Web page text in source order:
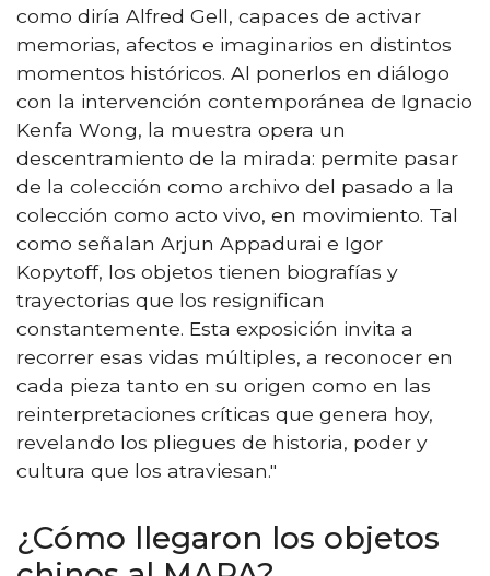
como diría Alfred Gell, capaces de activar
memorias, afectos e imaginarios en distintos
momentos históricos. Al ponerlos en diálogo
con la intervención contemporánea de Ignacio
Kenfa Wong, la muestra opera un
descentramiento de la mirada: permite pasar
de la colección como archivo del pasado a la
colección como acto vivo, en movimiento. Tal
como señalan Arjun Appadurai e Igor
Kopytoff, los objetos tienen biografías y
trayectorias que los resignifican
constantemente. Esta exposición invita a
recorrer esas vidas múltiples, a reconocer en
cada pieza tanto en su origen como en las
reinterpretaciones críticas que genera hoy,
revelando los pliegues de historia, poder y
cultura que los atraviesan."
¿Cómo llegaron los objetos